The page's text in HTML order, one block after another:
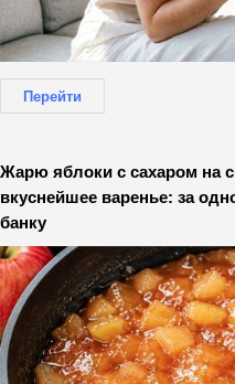
Перейти
Жарю яблоки с сахаром на
вкуснейшее варенье: за
банку